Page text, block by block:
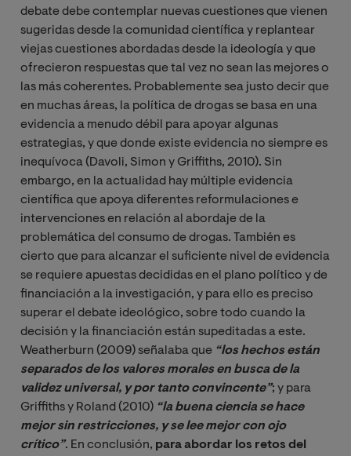
debate debe contemplar nuevas cuestiones que vienen
sugeridas desde la comunidad científica y replantear
viejas cuestiones abordadas desde la ideología y que
ofrecieron respuestas que tal vez no sean las mejores o
las más coherentes. Probablemente sea justo decir que
en muchas áreas, la política de drogas se basa en una
evidencia a menudo débil para apoyar algunas
estrategias, y que donde existe evidencia no siempre es
inequívoca (Davoli, Simon y Griffiths, 2010). Sin
embargo, en la actualidad hay múltiple evidencia
científica que apoya diferentes reformulaciones e
intervenciones en relación al abordaje de la
problemática del consumo de drogas. También es
cierto que para alcanzar el suficiente nivel de evidencia
se requiere apuestas decididas en el plano político y de
financiación a la investigación, y para ello es preciso
superar el debate ideológico, sobre todo cuando la
decisión y la financiación están supeditadas a este.
Weatherburn (2009) señalaba que “los hechos están
separados de los valores morales en busca de la
validez universal, y por tanto convincente”; y para
Griffiths y Roland (2010) “la buena ciencia se hace
mejor sin restricciones, y se lee mejor con ojo
crítico”. En conclusión, para abordar los retos del